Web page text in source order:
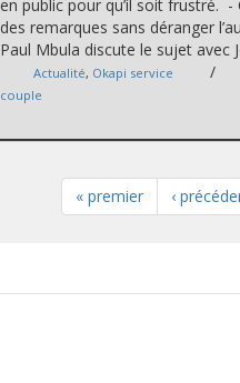
en public pour qu’il soit frustré.
des remarques sans déranger
Paul Mbula discute le sujet avec
Actualité, Okapi service /
couple
« premier ‹